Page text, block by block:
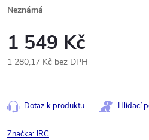
Neznámá
1 549 Kč
1 280,17 Kč bez DPH
cena:
Dotaz k produktu Hlídací
Značka:JRC